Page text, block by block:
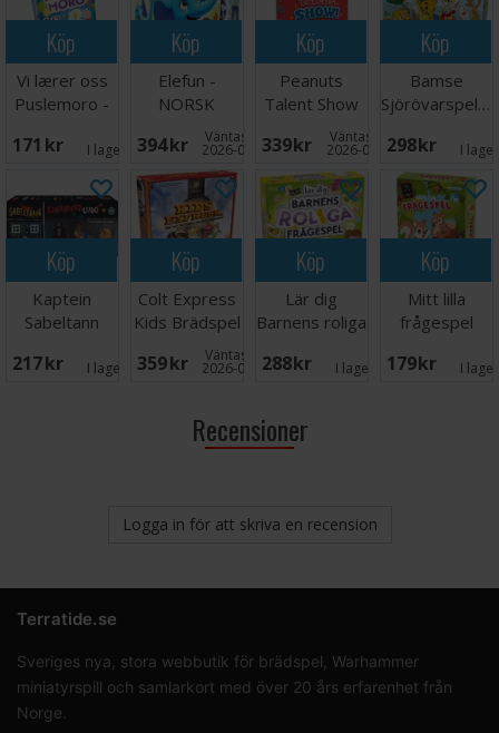
Köp
Vi lærer oss
Puslemoro -
171 SEK I lager: 5
Köp
Elefun -
NORSK
394 SEK Väntas in:
2026-09-30
Köp
Peanuts
Talent Show
Kortspel
339 SEK Väntas in:
2026-09-30
Köp
Bamse
Sjörövarspelet
298 SEK I
Köp
Kaptein
Sabeltann
- NORSK
217 SEK I lager: 1
Köp
Colt Express
Kids Brädspel
359 SEK Väntas in:
2026-09-30
Köp
Lär dig
Barnens roliga
288 SEK I lager:
Köp
Mitt lilla
frågespel
179 SEK I
Recensioner
Logga in för att skriva en recension
Terratide.se
Sveriges nya, stora webbutik för brädspel, Warhammer
miniatyrspill och samlarkort med över 20 års erfarenhet från
Norge.